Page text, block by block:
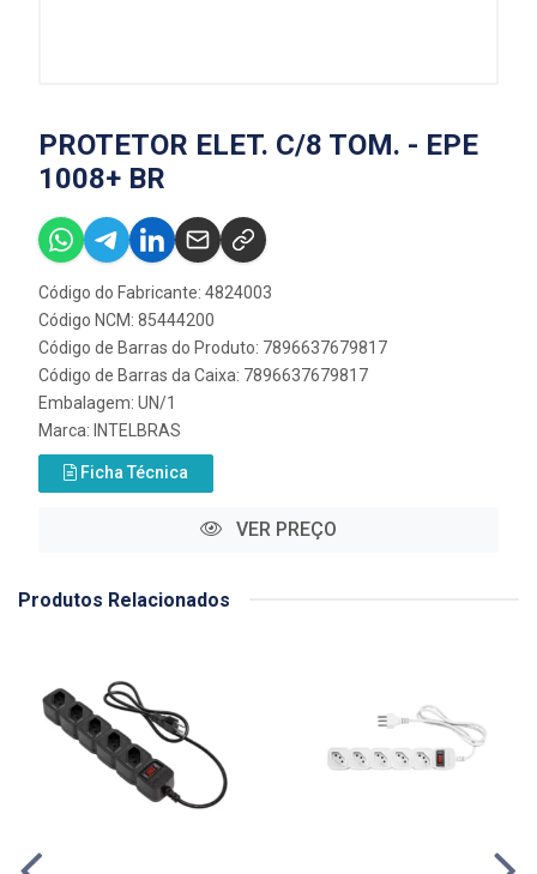
PROTETOR ELET. C/8 TOM. - EPE
1008+ BR
Código do Fabricante: 4824003
Código NCM: 85444200
Código de Barras do Produto: 7896637679817
Código de Barras da Caixa: 7896637679817
Embalagem: UN/1
Marca: INTELBRAS
Ficha Técnica
VER PREÇO
Produtos Relacionados